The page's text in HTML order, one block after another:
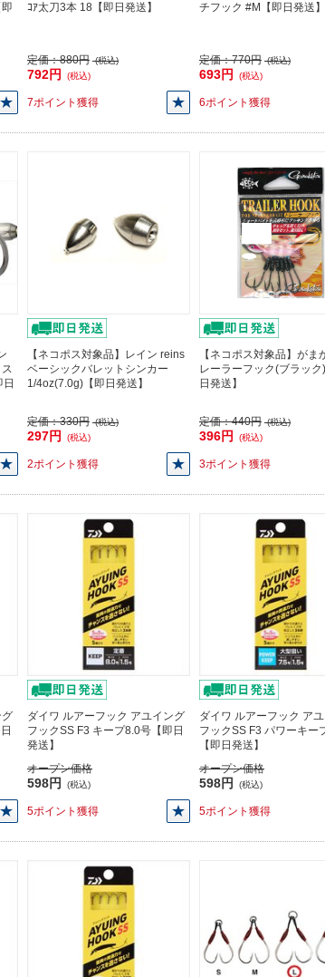
ｺｱ太刀3本 18【即日発送】
定価：880円 (税込)
792円 (税込)
7ポイント獲得
チフック #M【即日発送】
定価：770円 (税込)
693円 (税込)
6ポイント獲得
【ネコポス対象品】レイン reins
ベーシックバレットシンカー
1/4oz(7.0g)【即日発送】
定価：330円 (税込)
297円 (税込)
2ポイント獲得
【ネコポス対象品】がま
レーラーフック(ブラック
日発送】
定価：440円 (税込)
396円 (税込)
3ポイント獲得
グ
ダイワ ルアーフック アユイング
フックSS F3 キープ8.0号【即日
発送】
オープン価格
598円 (税込)
5ポイント獲得
ダイワ ルアーフック ア
フックSS F3 パワーキー
【即日発送】
オープン価格
598円 (税込)
5ポイント獲得